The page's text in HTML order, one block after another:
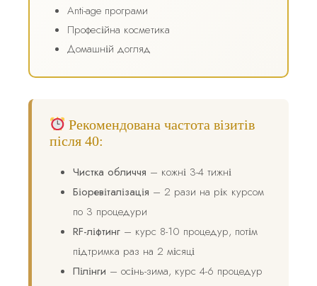
Anti-age програми
Професійна косметика
Домашній догляд
Рекомендована частота візитів
після 40:
Чистка обличчя – кожні 3-4 тижні
Біоревіталізація – 2 рази на рік курсом
по 3 процедури
RF-ліфтинг– курс 8-10 процедур, потім
підтримка раз на 2 місяці
Пілінги – осінь-зима, курс 4-6 процедур